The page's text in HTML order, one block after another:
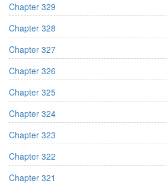
Chapter 329
Chapter 328
Chapter 327
Chapter 326
Chapter 325
Chapter 324
Chapter 323
Chapter 322
Chapter 321